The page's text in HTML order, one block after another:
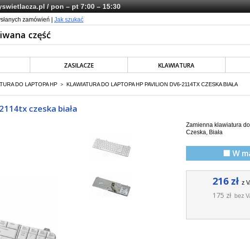
/ pon – pt 7:00 – 15:30
zamówień | Jak szukać
ZASILACZE KLAWIATURA
DO LAPTOPA HP > KLAWIATURA DO LAPTOPA HP PAVILION DV6-2114TX CZESKA BIAŁA
czeska biała
Zamienna klawiatura
Czeska, Biała
🟩 W
216 zł z
175 zł bez